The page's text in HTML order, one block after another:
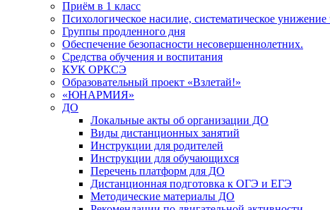
Приём в 1 класс
Психологическое насилие, систематическое
Группы продленного дня
Обеспечение безопасности несовершеннолетних.
Средства обучения и воспитания
КУК ОРКСЭ
Образовательный проект «Взлетай!»
«ЮНАРМИЯ»
ДО
Локальные акты об организации ДО
Виды дистанционных занятий
Инструкции для родителей
Инструкции для обучающихся
Перечень платформ для ДО
Дистанционная подготовка к ОГЭ и ЕГЭ
Методические материалы ДО